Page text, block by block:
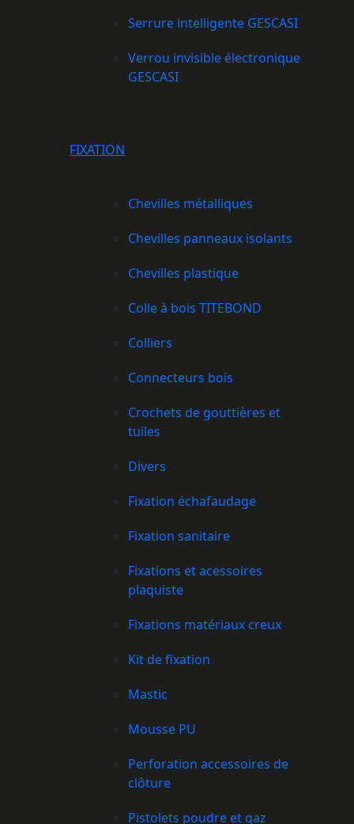
Serrure intelligente GESCASI
Verrou invisible électronique
GESCASI
FIXATION
Chevilles métalliques
Chevilles panneaux isolants
Chevilles plastique
Colle à bois TITEBOND
Colliers
Connecteurs bois
Crochets de gouttières et
tuiles
Divers
Fixation échafaudage
Fixation sanitaire
Fixations et acessoires
plaquiste
Fixations matériaux creux
Kit de fixation
Mastic
Mousse PU
Perforation accessoires de
clôture
Pistolets poudre et gaz